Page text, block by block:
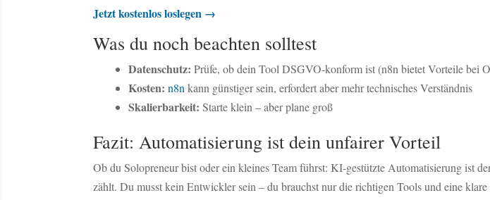
Jetzt kostenlos loslegen →
Was du noch beachten solltest
Datenschutz: Prüfe, ob dein Tool DSGVO-konform ist (n8n bietet Vorteile bei
Kosten: n8n kann günstiger sein, erfordert aber mehr technisches Verständnis
Skalierbarkeit: Starte klein – aber plane groß
Fazit: Automatisierung ist dein unfairer Vorteil
Ob du Solopreneur bist oder ein kleines Team führst: KI-gestützte Automatisierung ist
zählt. Du musst kein Entwickler sein – du brauchst nur die richtigen Tools und eine klare